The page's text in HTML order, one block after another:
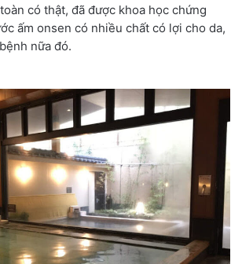
có thật, đã được khoa học chứng
ấm onsen có nhiều chất có lợi cho da,
nữa đó.